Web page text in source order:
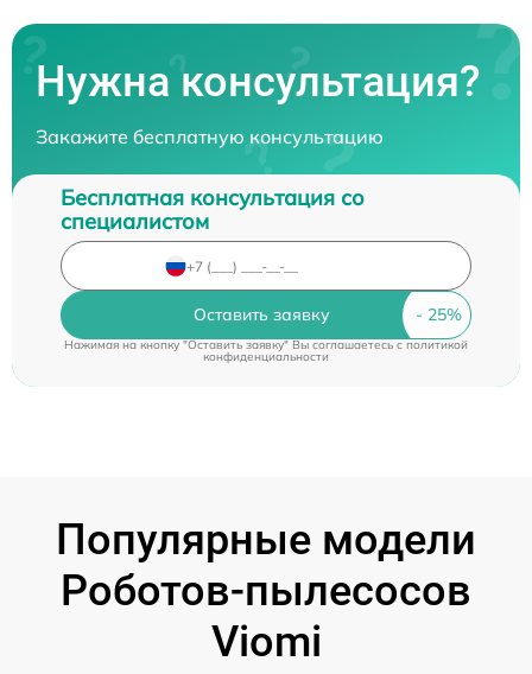
Нужна консультация?
Закажите бесплатную консультацию
Бесплатная консультация со
специалистом
Оставить заявку
Нажимая на кнопку "Оставить заявку" Вы соглашаетесь c политикой
конфиденциальности
Популярные модели
Роботов-пылесосов
Viomi